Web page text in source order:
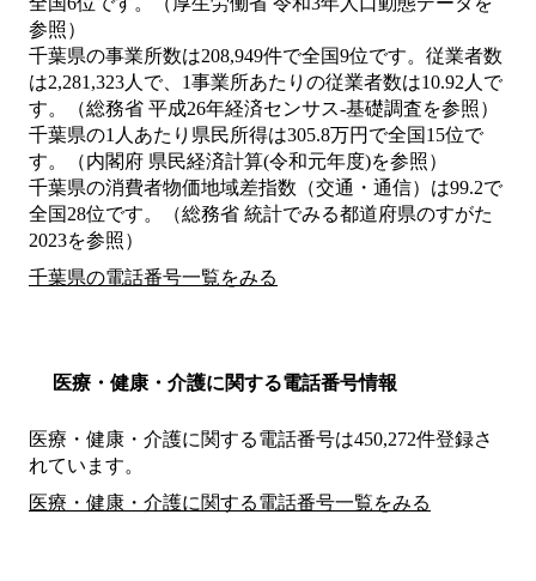
参照）
千葉県の事業所数は208,949件で全国9位です。従業者数
は2,281,323人で、1事業所あたりの従業者数は10.92人で
す。（総務省 平成26年経済センサス‐基礎調査を参照）
千葉県の1人あたり県民所得は305.8万円で全国15位で
す。（内閣府 県民経済計算(令和元年度)を参照）
千葉県の消費者物価地域差指数（交通・通信）は99.2で
全国28位です。（総務省 統計でみる都道府県のすがた
2023を参照）
千葉県の電話番号一覧をみる
医療・健康・介護に関する電話番号情報
医療・健康・介護に関する電話番号は450,272件登録さ
れています。
医療・健康・介護に関する電話番号一覧をみる